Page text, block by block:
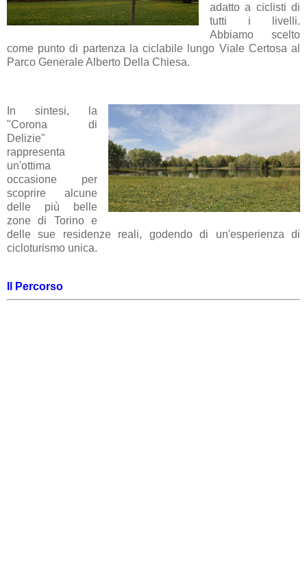
adatto a ciclisti di
tutti i livelli.
Abbiamo scelto
come punto di partenza la ciclabile lungo Viale Certosa al
Parco Generale Alberto Della Chiesa.
In sintesi, la
"Corona di
Delizie"
rappresenta
un'ottima
occasione per
scoprire alcune
delle più belle
zone di Torino e
delle sue residenze reali, godendo di un'esperienza di
cicloturismo unica.
Il Percorso